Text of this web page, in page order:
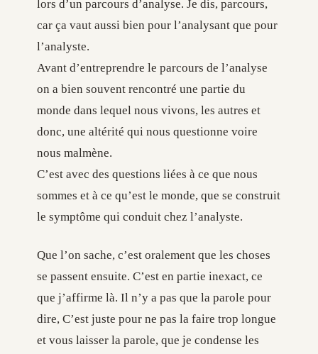
lors d’un parcours d’analyse. Je dis, parcours,
car ça vaut aussi bien pour l’analysant que pour
l’analyste.
Avant d’entreprendre le parcours de l’analyse
on a bien souvent rencontré une partie du
monde dans lequel nous vivons, les autres et
donc, une altérité qui nous questionne voire
nous malmène.
C’est avec des questions liées à ce que nous
sommes et à ce qu’est le monde, que se construit
le symptôme qui conduit chez l’analyste.
Que l’on sache, c’est oralement que les choses
se passent ensuite. C’est en partie inexact, ce
que j’affirme là. Il n’y a pas que la parole pour
dire, C’est juste pour ne pas la faire trop longue
et vous laisser la parole, que je condense les